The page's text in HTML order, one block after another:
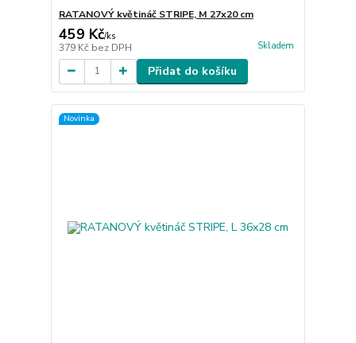
RATANOVÝ květináč STRIPE, M 27x20 cm
459 Kč/ks
379 Kč bez DPH Skladem
Přidat do košíku
Novinka